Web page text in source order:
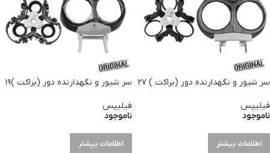
سر شیور و نگهدارنده دور (براکت ) ۲۷
فیلیپس
ناموجود
اطلاعات بیشتر
سر شیور و نگهدارنده دور (براکت )۱۹
فیلیپس
ناموجود
اطلاعات بیشتر